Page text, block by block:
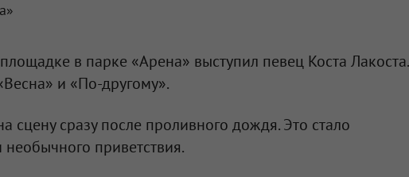
в парке «Арена» выступил певец Коста Лакоста.
и «По-другому».
сцену сразу после проливного дождя. Это стало
приветствия.